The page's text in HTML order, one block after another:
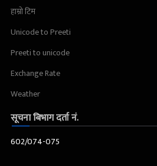
हाम्रो टिम
Unicode to Preeti
Preeti to unicode
Exchange Rate
Weather
सूचना बिभाग दर्ता नं.
602/074-075